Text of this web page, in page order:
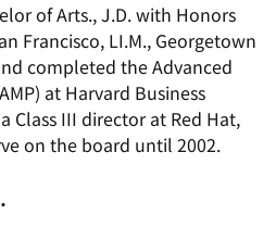
of Arts., J.D. with Honors
Francisco, LI.M., Georgetown
completed the Advanced
at Harvard Business
Class III director at Red Hat,
on the board until 2002.